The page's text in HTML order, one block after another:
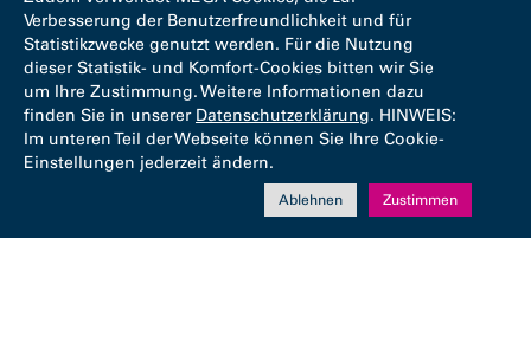
Verbesserung der Benutzerfreundlichkeit und für
Statistikzwecke genutzt werden. Für die Nutzung
dieser Statistik- und Komfort-Cookies bitten wir Sie
um Ihre Zustimmung. Weitere Informationen dazu
finden Sie in unserer Datenschutzerklärung. HINWEIS:
Im unteren Teil der Webseite können Sie Ihre Cookie-
Einstellungen jederzeit ändern.
Zustimmen
Ablehnen